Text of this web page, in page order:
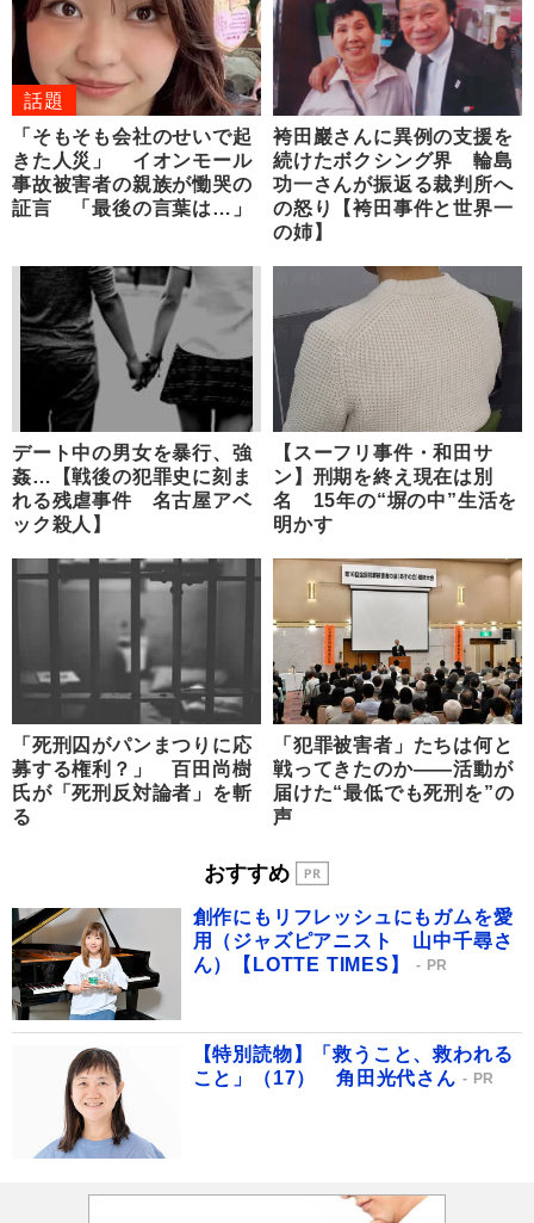
話題
「そもそも会社のせいで起
きた人災」 イオンモール
事故被害者の親族が慟哭の
証言 「最後の言葉は…」
袴田巖さんに異例の支援を
続けたボクシング界 輪島
功一さんが振返る裁判所へ
の怒り【袴田事件と世界一
の姉】
デート中の男女を暴行、強
姦…【戦後の犯罪史に刻ま
れる残虐事件 名古屋アベ
ック殺人】
【スーフリ事件・和田サ
ン】刑期を終え現在は別
名 15年の“塀の中”生活を
明かす
「死刑囚がパンまつりに応
募する権利？」 百田尚樹
氏が「死刑反対論者」を斬
る
「犯罪被害者」たちは何と
戦ってきたのか――活動が
届けた“最低でも死刑を”の
声
おすすめ
創作にもリフレッシュにもガムを愛
用（ジャズピアニスト 山中千尋さ
ん）【LOTTE TIMES】
PR
【特別読物】「救うこと、救われる
こと」（17） 角田光代さん
PR